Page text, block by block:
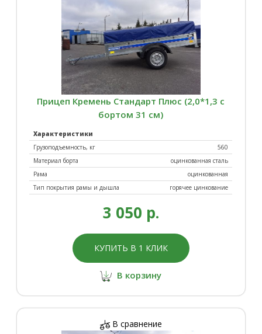
Прицеп Кремень Стандарт Плюс (2,0*1,3 с
бортом 31 см)
Характеристики
Грузоподъемность, кг
560
Материал борта
оцинкованная сталь
Рама
оцинкованная
Тип покрытия рамы и дышла
горячее цинкование
3 050 р.
КУПИТЬ В 1 КЛИК
В корзину
В сравнение